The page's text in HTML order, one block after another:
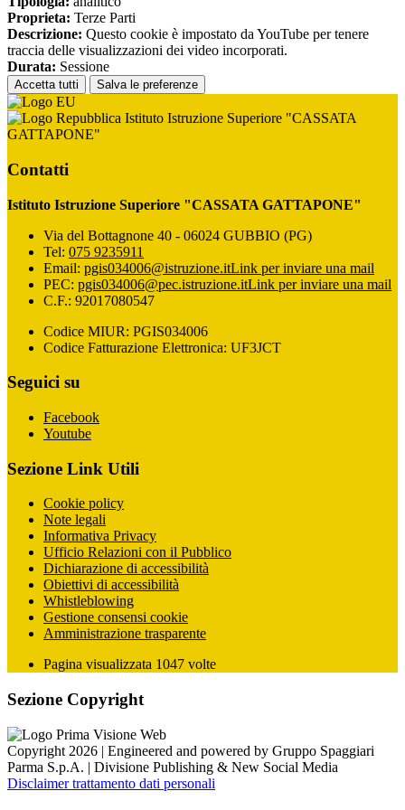
Proprieta: Terze Parti
Descrizione: Questo cookie è impostato da YouTube per tenere
traccia delle visualizzazioni dei video incorporati.
Durata: Sessione
Accetta tutti Salva le preferenze
Istituto Istruzione Superiore "CASSATA
GATTAPONE"
Contatti
Istituto Istruzione Superiore "CASSATA GATTAPONE"
Via del Bottagnone 40 - 06024 GUBBIO (PG)
Tel: 075 9235911
Email: pgis034006@istruzione.itLink per inviare una mail
PEC: pgis034006@pec.istruzione.itLink per inviare una mail
C.F.: 92017080547
Codice MIUR: PGIS034006
Codice Fatturazione Elettronica: UF3JCT
Seguici su
Facebook
Youtube
Sezione Link Utili
Cookie policy
Note legali
Informativa Privacy
Ufficio Relazioni con il Pubblico
Dichiarazione di accessibilità
Obiettivi di accessibilità
Whistleblowing
Gestione consensi cookie
Amministrazione trasparente
Pagina visualizzata 1047 volte
Sezione Copyright
Copyright 2026 | Engineered and powered by Gruppo Spaggiari
Parma S.p.A. | Divisione Publishing & New Social Media
Disclaimer trattamento dati personali